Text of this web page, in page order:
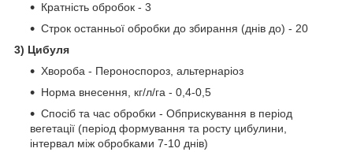
Кратність обробок - 3
Строк останньої обробки до збирання (днів до) - 20
3) Цибуля
Хвороба - Пероноспороз, альтернаріоз
Норма внесення, кг/л/га - 0,4-0,5
Спосіб та час обробки - Обприскування в період
вегетації (період формування та росту цибулини,
інтервал між обробками 7-10 днів)